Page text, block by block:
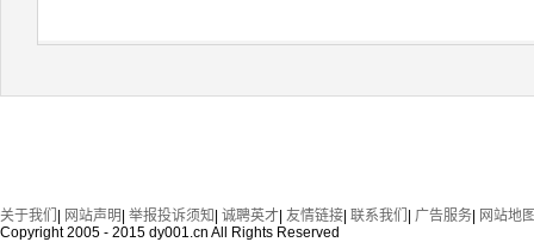
关于我们 网站声明 举报投诉须知 诚聘英才 友情链接 联系我们 广告服务 网站地
Copyright 2005 - 2015 dy001.cn All Rights Reserved